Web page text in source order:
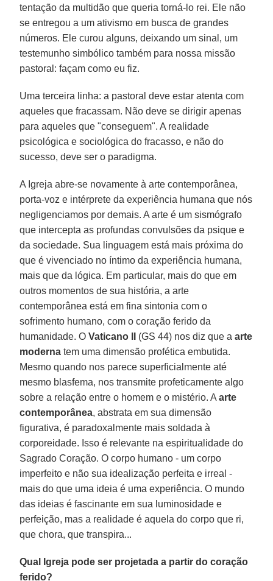
tentação da multidão que queria torná-lo rei. Ele não
se entregou a um ativismo em busca de grandes
números. Ele curou alguns, deixando um sinal, um
testemunho simbólico também para nossa missão
pastoral: façam como eu fiz.
Uma terceira linha: a pastoral deve estar atenta com
aqueles que fracassam. Não deve se dirigir apenas
para aqueles que "conseguem". A realidade
psicológica e sociológica do fracasso, e não do
sucesso, deve ser o paradigma.
A Igreja abre-se novamente à arte contemporânea,
porta-voz e intérprete da experiência humana que nós
negligenciamos por demais. A arte é um sismógrafo
que intercepta as profundas convulsões da psique e
da sociedade. Sua linguagem está mais próxima do
que é vivenciado no íntimo da experiência humana,
mais que da lógica. Em particular, mais do que em
outros momentos de sua história, a arte
contemporânea está em fina sintonia com o
sofrimento humano, com o coração ferido da
humanidade. OVaticano II (GS 44) nos diz que aarte
moderna tem uma dimensão profética embutida.
Mesmo quando nos parece superficialmente até
mesmo blasfema, nos transmite profeticamente algo
sobre a relação entre o homem e o mistério. Aarte
contemporânea, abstrata em sua dimensão
figurativa, é paradoxalmente mais soldada à
corporeidade. Isso é relevante na espiritualidade do
Sagrado Coração. O corpo humano - um corpo
imperfeito e não sua idealização perfeita e irreal -
mais do que uma ideia é uma experiência. O mundo
das ideias é fascinante em sua luminosidade e
perfeição, mas a realidade é aquela do corpo que ri,
que chora, que transpira...
Qual Igreja pode ser projetada a partir do coração
ferido?